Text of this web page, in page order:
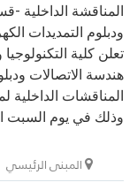
المناقشة الداخلية -
ودبلوم التمديدات
تعلن كلية
هندسة الاتصالات
وذلك في يوم السبت
المبنى الرئيسي